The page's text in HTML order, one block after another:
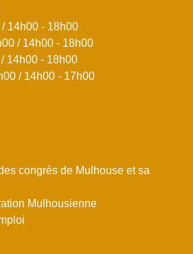
14h00 - 18h00
/ 14h00 - 18h00
14h00 - 18h00
/ 14h00 - 17h00
congrès de Mulhouse et sa
Mulhousienne